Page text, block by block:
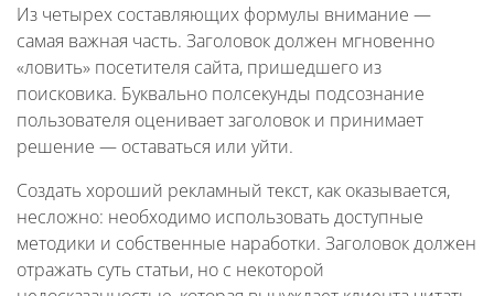
Из четырех составляющих формулы внимание —
самая важная часть. Заголовок должен мгновенно
«ловить» посетителя сайта, пришедшего из
поисковика. Буквально полсекунды подсознание
пользователя оценивает заголовок и принимает
решение — оставаться или уйти.
Создать хороший рекламный текст, как оказывается,
несложно: необходимо использовать доступные
методики и собственные наработки. Заголовок должен
отражать суть статьи, но с некоторой